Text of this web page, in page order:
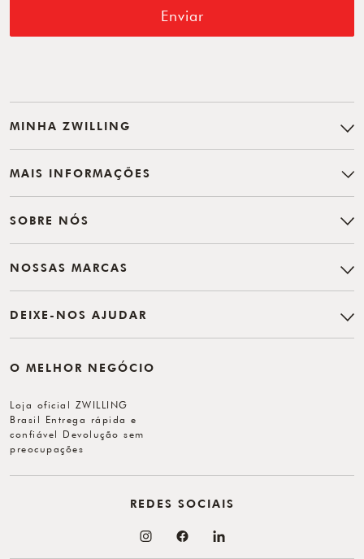
Enviar
MINHA ZWILLING
MAIS INFORMAÇÕES
SOBRE NÓS
NOSSAS MARCAS
DEIXE-NOS AJUDAR
O MELHOR NEGÓCIO
Loja oficial ZWILLING
Brasil Entrega rápida e
confiável Devolução sem
preocupações
REDES SOCIAIS